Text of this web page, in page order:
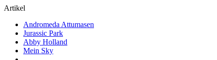
Artikel
Andromeda Attumasen
Jurassic Park
Abby Holland
Mein Sky